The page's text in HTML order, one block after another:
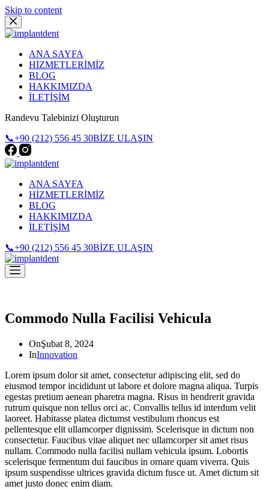
Skip to content
ANA SAYFA
HİZMETLERİMİZ
BLOG
HAKKIMIZDA
İLETİŞİM
Randevu Talebinizi Oluşturun
📞+90 (212) 556 45 30BİZE ULAŞIN
ANA SAYFA
HİZMETLERİMİZ
BLOG
HAKKIMIZDA
İLETİŞİM
📞+90 (212) 556 45 30BİZE ULAŞIN
Commodo Nulla Facilisi Vehicula
OnŞubat 8, 2024
InInnovation
Lorem ipsum dolor sit amet, consectetur adipiscing elit, sed do
eiusmod tempor incididunt ut labore et dolore magna aliqua. Turpis
egestas pretium aenean pharetra magna. Risus in hendrerit gravida
rutrum quisque non tellus orci ac. Convallis tellus id interdum velit
laoreet. Habitasse platea dictumst vestibulum rhoncus est
pellentesque elit ullamcorper dignissim. Scelerisque in dictum non
consectetur. Faucibus vitae aliquet nec ullamcorper sit amet risus
nullam. Commodo nulla facilisi nullam vehicula ipsum. Lobortis
scelerisque fermentum dui faucibus in ornare quam viverra. Quis
ipsum suspendisse ultrices gravida dictum fusce ut. Amet dictum sit
amet justo donec enim diam.